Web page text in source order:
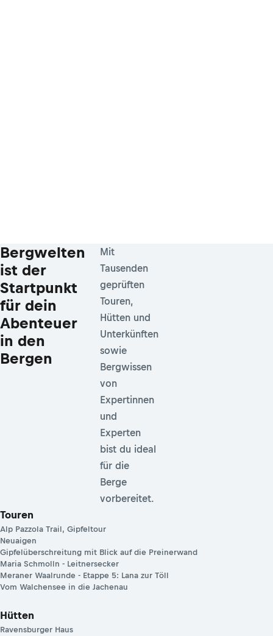
Bergwelten
ist der
Startpunkt
für dein
Abenteuer
in den
Bergen
Mit
Tausenden
geprüften
Touren,
Hütten und
Unterkünften
sowie
Bergwissen
von
Expertinnen
und
Experten
bist du ideal
für die
Berge
vorbereitet.
Touren
Alp Pazzola Trail, Gipfeltour
Neuaigen
Gipfelüberschreitung mit Blick auf die Preinerwand
Maria Schmolln - Leitnersecker
Meraner Waalrunde - Etappe 5: Lana zur Töll
Vom Walchensee in die Jachenau
Hütten
Ravensburger Haus